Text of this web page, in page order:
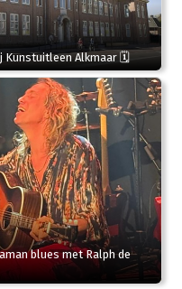
Kunstuitleen Alkmaar 🗓
blues met Ralph de